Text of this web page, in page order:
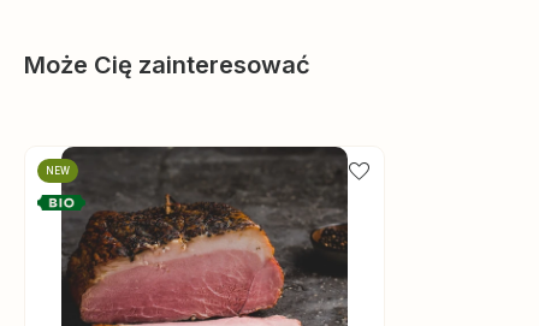
Może Cię zainteresować
NEW